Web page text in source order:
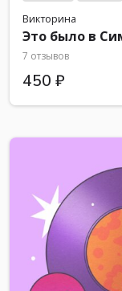
Викторина
Это было в
7 отзывов
450 ₽